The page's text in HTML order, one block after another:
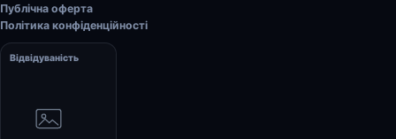
Публічна оферта
Політика конфіденційності
Відвідуваність